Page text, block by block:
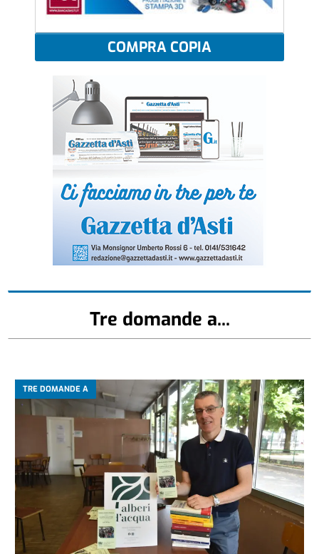
COMPRA COPIA
Tre domande a...
TRE DOMANDE A